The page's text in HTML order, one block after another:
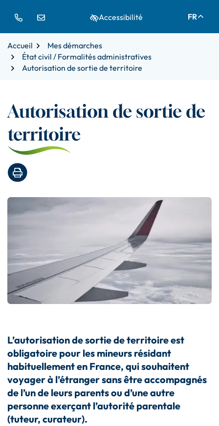
navigation
page
FR
Accessibilité
Accueil
Mes démarches
État civil / Formalités administratives
Autorisation de sortie de territoire
Autorisation de sortie de
territoire
Imprimer la page
L’autorisation de sortie de territoire est
obligatoire pour les mineurs résidant
habituellement en France, qui souhaitent
voyager à l’étranger sans être accompagnés
de l’un de leurs parents ou d’une autre
personne exerçant l’autorité parentale
(tuteur, curateur).